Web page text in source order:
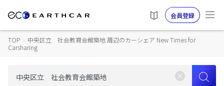
会員登録
TOP › 中央区立 社会教育会館築地 周辺のカーシェア New Times for
Carsharing